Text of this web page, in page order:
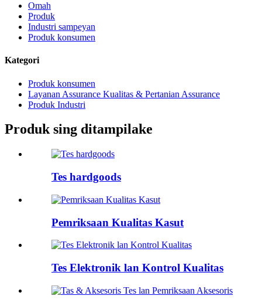
Omah
Produk
Industri sampeyan
Produk konsumen
Kategori
Produk konsumen
Layanan Assurance Kualitas & Pertanian Assurance
Produk Industri
Produk sing ditampilake
Tes hardgoods
Pemriksaan Kualitas Kasut
Tes Elektronik lan Kontrol Kualitas